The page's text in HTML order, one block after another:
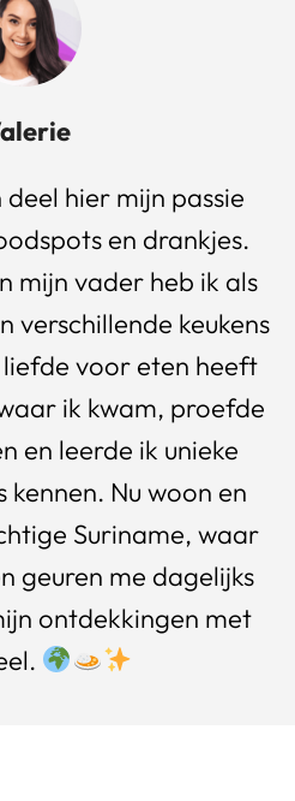
deel hier mijn passie
en drankjes.
mijn vader heb ik als
verschillende keukens
voor eten heeft
ik kwam, proefde
en leerde ik unieke
Nu woon en
Suriname, waar
geuren me dagelijks
ontdekkingen met